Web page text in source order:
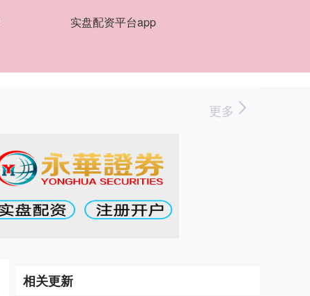
实盘配资平台app
更多
相关更新